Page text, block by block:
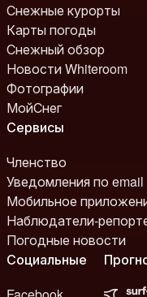
Снежные курорты
Карты погоды
Снежный обзор
Новости Whiteroom
Фотографии
МойСнег
Сервисы
Членство
Уведомления по
Мобильное
Наблюдатели-
Погодные новости
Социальные